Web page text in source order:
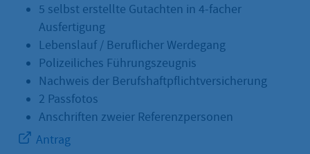
5 selbst erstellte Gutachten in 4-facher
Ausfertigung
Lebenslauf / Beruflicher Werdegang
Polizeiliches Führungszeugnis
Nachweis der Berufshaftpflichtversicherung
2 Passfotos
Anschriften zweier Referenzpersonen
Antrag